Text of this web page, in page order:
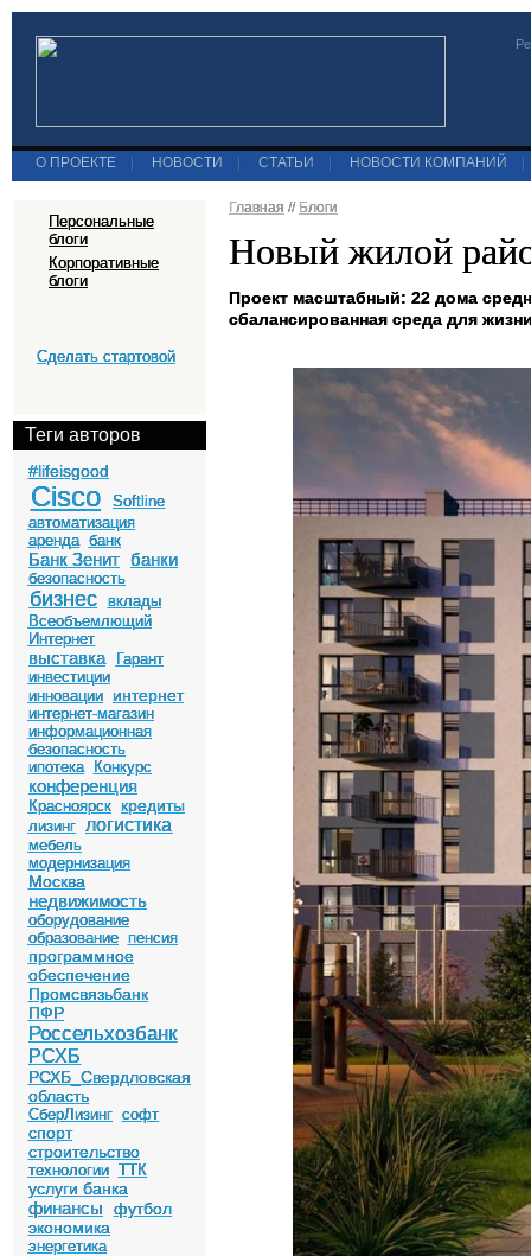
О ПРОЕКТЕ НОВОСТИ СТАТЬИ НОВОСТИ КОМПАНИЙ
Персональные
блоги
Корпоративные
блоги
Сделать стартовой
Теги авторов
#lifeisgood
Cisco
Softline
автоматизация
аренда банк
Банк Зенит банки
безопасность
бизнес
вклады
Всеобъемлющий
Интернет
выставка
Гарант
инвестиции
инновации
интернет
интернет-магазин
информационная
безопасность
ипотека
Конкурс
конференция
Красноярск кредиты
лизинг логистика
мебель
модернизация
Москва
недвижимость
оборудование
образование пенсия
программное
обеспечение
Промсвязьбанк
ПФР
Россельхозбанк
РСХБ
РСХБ_Свердловская
область
СберЛизинг софт
спорт
строительство
технологии ТТК
услуги банка
финансы
футбол
экономика
энергетика
Главная // Блоги
Новый жилой
Проект масштабный: 22 дома
сбалансированная среда для